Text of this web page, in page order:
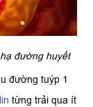
đường huyết
đường tuýp 1
từng trải qua ít